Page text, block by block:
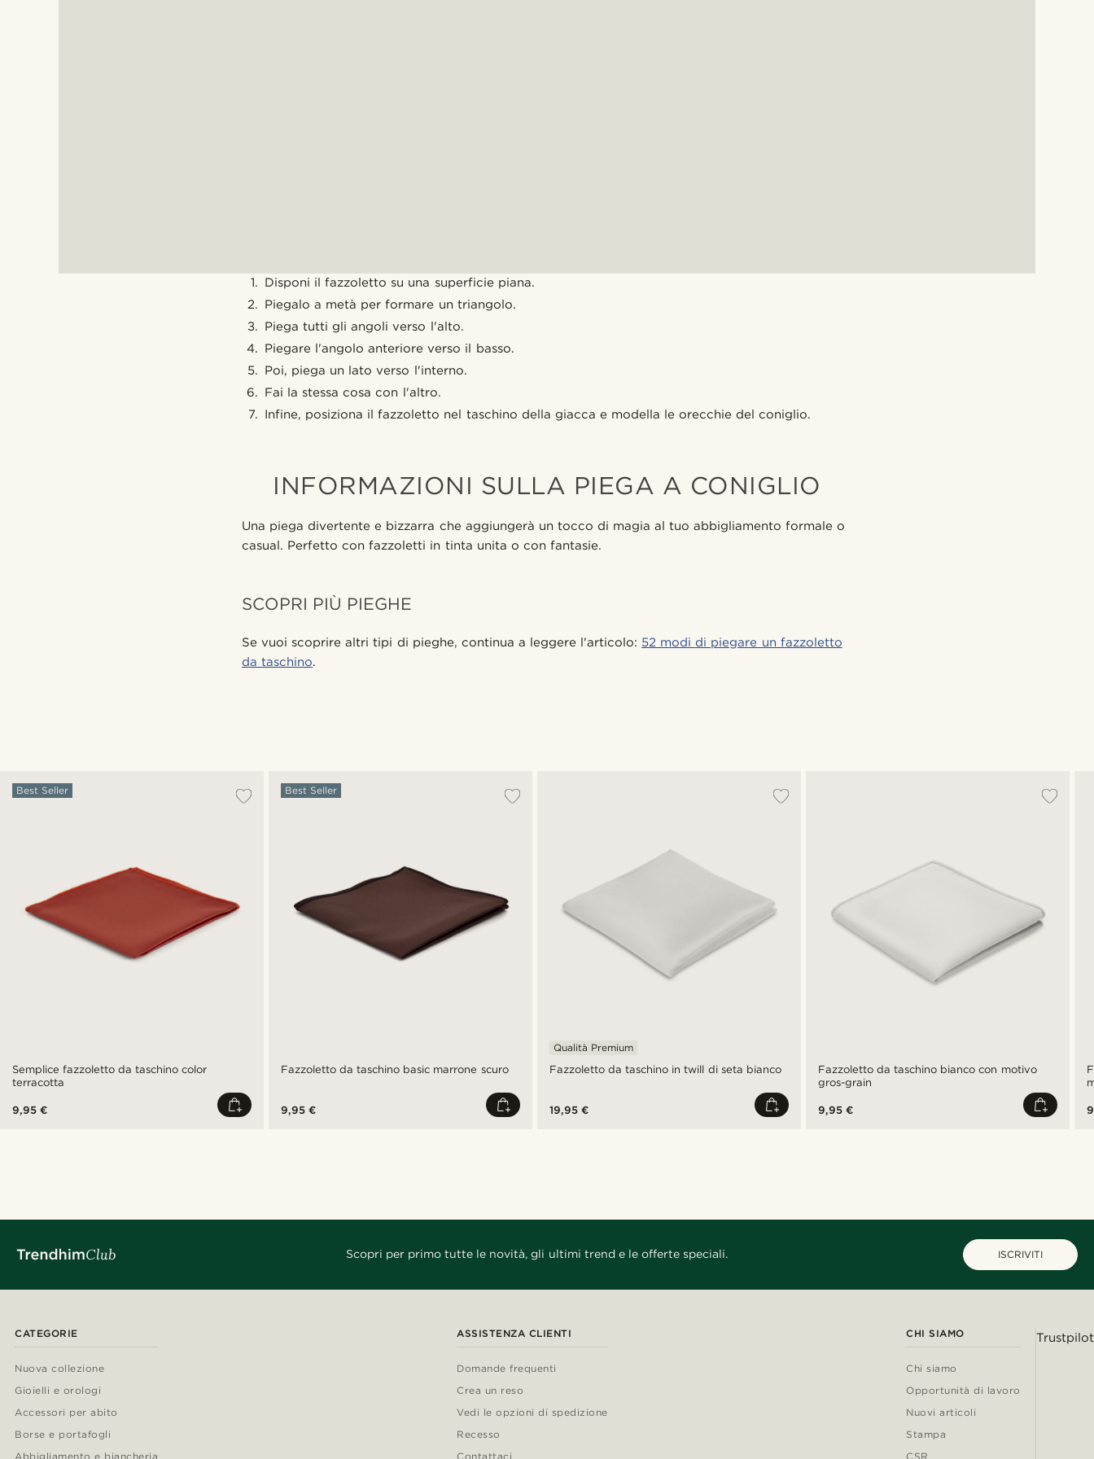
Disponi il fazzoletto su una superficie piana.
Piegalo a metà per formare un triangolo.
Piega tutti gli angoli verso l'alto.
Piegare l'angolo anteriore verso il basso.
Poi, piega un lato verso l'interno.
Fai la stessa cosa con l'altro.
Infine, posiziona il fazzoletto nel taschino della giacca e modella le orecchie del coniglio.
INFORMAZIONI SULLA PIEGA A CONIGLIO
Una piega divertente e bizzarra che aggiungerà un tocco di magia al tuo abbigliamento formale o
casual. Perfetto con fazzoletti in tinta unita o con fantasie.
SCOPRI PIÙ PIEGHE
Se vuoi scoprire altri tipi di pieghe, continua a leggere l'articolo: 52 modi di piegare un fazzoletto
da taschino.
Semplice fazzoletto da taschino color
terracotta
Best Seller
9,95 €
Fazzoletto da taschino basic marrone scuro
Best Seller
9,95 €
Fazzoletto da taschino in twill di seta bianco
Qualità Premium
19,95 €
Fazzoletto da taschino bianco con motivo
gros-grain
9,95 €
Scopri per primo tutte le novità, gli ultimi trend e le offerte speciali. ISCRIVITI
CATEGORIE
Nuova collezione
Gioielli e orologi
Accessori per abito
Borse e portafogli
Abbigliamento e biancheria
ASSISTENZA CLIENTI
Domande frequenti
Crea un reso
Vedi le opzioni di spedizione
Recesso
Contattaci
CHI SIAMO
Chi siamo
Opportunità di lavoro
Nuovi articoli
Stampa
CSR
Trustpilot